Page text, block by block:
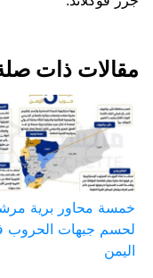
مقالات ذات
خمسة محاور برية
لحسم جبهات الحروب
اليمن